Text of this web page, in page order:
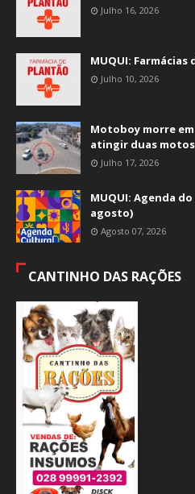
Julho 16, 2026
MUQUI: Farmácias
Julho 10, 2026
Motoboy morre
atingir duas motos
Julho 17, 2026
MUQUI: Agenda do
agosto)
Agosto 07, 2026
CANTINHO DAS RAÇÕES